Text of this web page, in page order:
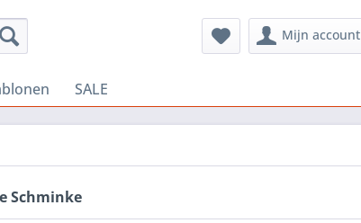
Mijn account
SALE
Schminke